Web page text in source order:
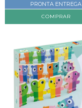
PRONTA ENTREGA
COMPRAR